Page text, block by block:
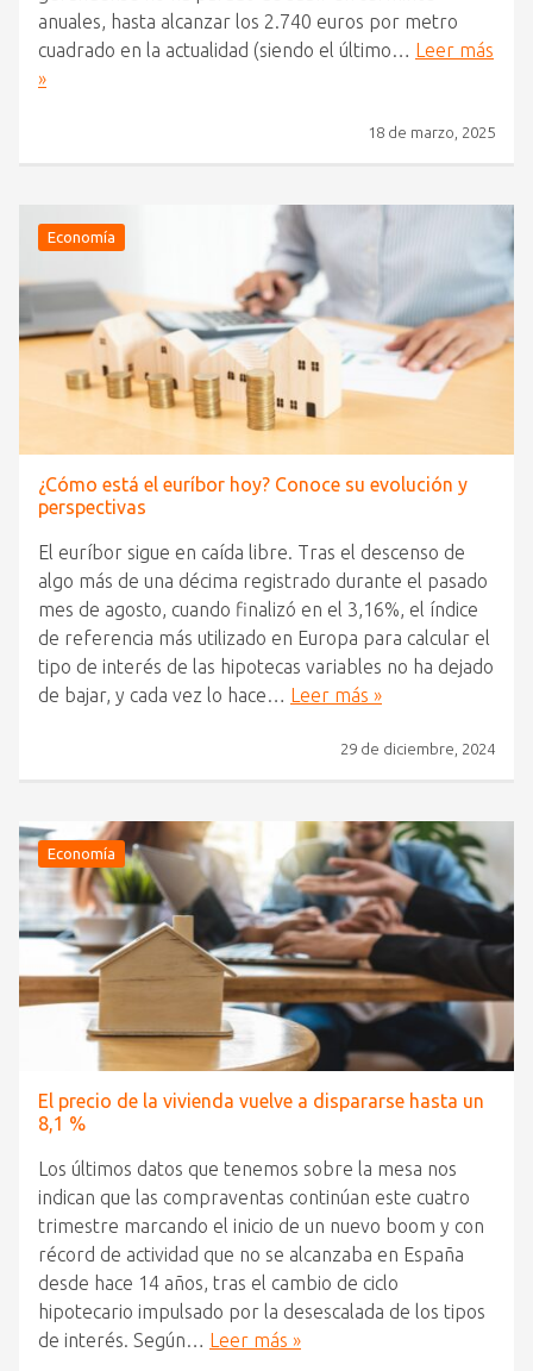
anuales, hasta alcanzar los 2.740 euros por metro
cuadrado en la actualidad (siendo el último…
Leer más
»
18 de marzo, 2025
Economía
¿Cómo está el euríbor hoy? Conoce su evolución y
perspectivas
El euríbor sigue en caída libre. Tras el descenso de
algo más de una décima registrado durante el pasado
mes de agosto, cuando finalizó en el 3,16%, el índice
de referencia más utilizado en Europa para calcular el
tipo de interés de las hipotecas variables no ha dejado
de bajar, y cada vez lo hace…
Leer más »
29 de diciembre, 2024
Economía
El precio de la vivienda vuelve a dispararse hasta un
8,1 %
Los últimos datos que tenemos sobre la mesa nos
indican que las compraventas continúan este cuatro
trimestre marcando el inicio de un nuevo boom y con
récord de actividad que no se alcanzaba en España
desde hace 14 años, tras el cambio de ciclo
hipotecario impulsado por la desescalada de los tipos
de interés. Según…
Leer más »